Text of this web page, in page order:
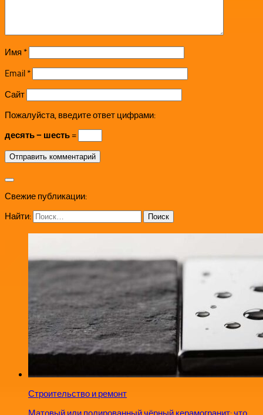
Имя *
Email *
Сайт
Пожалуйста, введите ответ цифрами:
десять − шесть =
Свежие публикации:
Найти:
Строительство и ремонт